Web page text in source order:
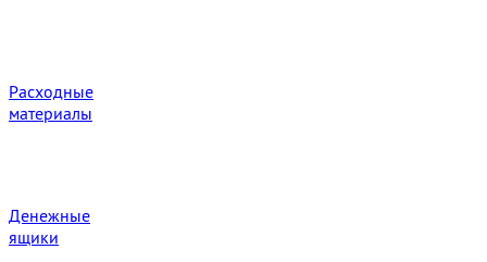
Расходные
материалы
Денежные
ящики